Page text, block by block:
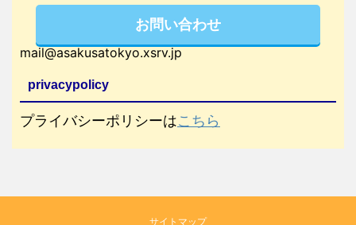
お問い合わせ
mail@asakusatokyo.xsrv.jp
privacypolicy
プライバシーポリシーはこちら
サイトマップ